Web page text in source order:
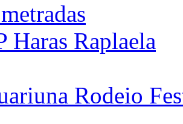
Haras Raplaela
Rodeio